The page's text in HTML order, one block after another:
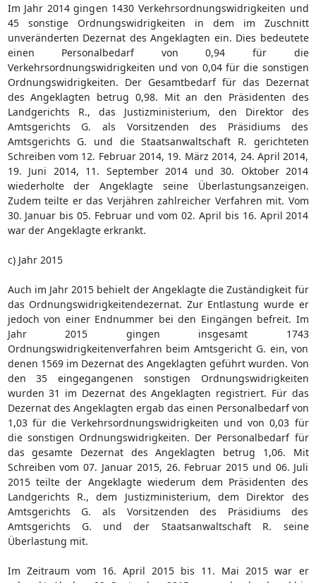
Im Jahr 2014 gingen 1430 Verkehrsordnungswidrigkeiten und
45 sonstige Ordnungswidrigkeiten in dem im Zuschnitt
unveränderten Dezernat des Angeklagten ein. Dies bedeutete
einen Personalbedarf von 0,94 für die
Verkehrsordnungswidrigkeiten und von 0,04 für die sonstigen
Ordnungswidrigkeiten. Der Gesamtbedarf für das Dezernat
des Angeklagten betrug 0,98. Mit an den Präsidenten des
Landgerichts R., das Justizministerium, den Direktor des
Amtsgerichts G. als Vorsitzenden des Präsidiums des
Amtsgerichts G. und die Staatsanwaltschaft R. gerichteten
Schreiben vom 12. Februar 2014, 19. März 2014, 24. April 2014,
19. Juni 2014, 11. September 2014 und 30. Oktober 2014
wiederholte der Angeklagte seine Überlastungsanzeigen.
Zudem teilte er das Verjähren zahlreicher Verfahren mit. Vom
30. Januar bis 05. Februar und vom 02. April bis 16. April 2014
war der Angeklagte erkrankt.
c) Jahr 2015
Auch im Jahr 2015 behielt der Angeklagte die Zuständigkeit für
das Ordnungswidrigkeitendezernat. Zur Entlastung wurde er
jedoch von einer Endnummer bei den Eingängen befreit. Im
Jahr 2015 gingen insgesamt 1743
Ordnungswidrigkeitenverfahren beim Amtsgericht G. ein, von
denen 1569 im Dezernat des Angeklagten geführt wurden. Von
den 35 eingegangenen sonstigen Ordnungswidrigkeiten
wurden 31 im Dezernat des Angeklagten registriert. Für das
Dezernat des Angeklagten ergab das einen Personalbedarf von
1,03 für die Verkehrsordnungswidrigkeiten und von 0,03 für
die sonstigen Ordnungswidrigkeiten. Der Personalbedarf für
das gesamte Dezernat des Angeklagten betrug 1,06. Mit
Schreiben vom 07. Januar 2015, 26. Februar 2015 und 06. Juli
2015 teilte der Angeklagte wiederum dem Präsidenten des
Landgerichts R., dem Justizministerium, dem Direktor des
Amtsgerichts G. als Vorsitzenden des Präsidiums des
Amtsgerichts G. und der Staatsanwaltschaft R. seine
Überlastung mit.
Im Zeitraum vom 16. April 2015 bis 11. Mai 2015 war er